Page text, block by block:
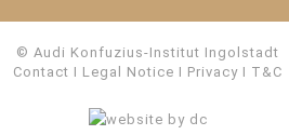
© Audi Konfuzius-Institut Ingolstadt
Contact I Legal Notice I Privacy I T&C